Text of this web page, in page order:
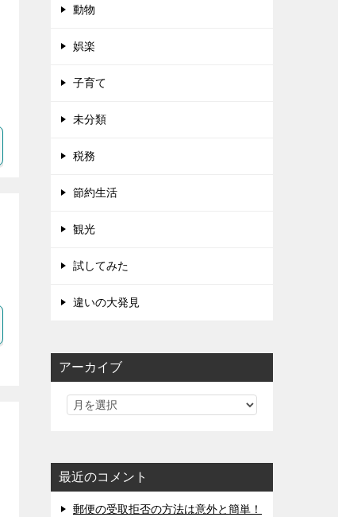
動物
娯楽
子育て
未分類
税務
節約生活
観光
試してみた
違いの大発見
アーカイブ
最近のコメント
郵便の受取拒否の方法は意外と簡単！